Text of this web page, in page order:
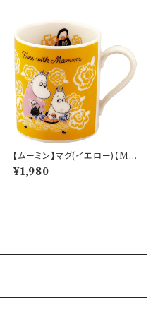
【ムーミン】マグ(イエロー)【M
M9500】MM9501-11
¥1,980